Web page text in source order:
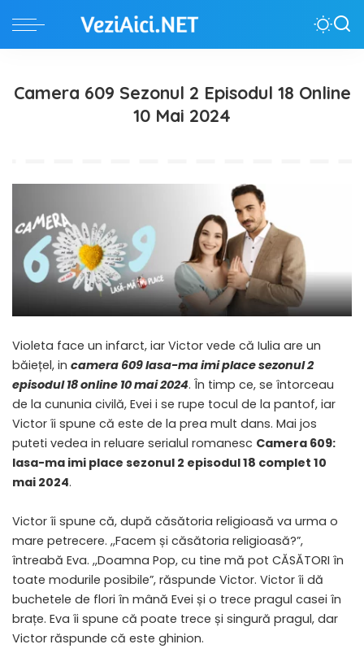
Camera 609 Sezonul 2 Episodul 18 Online
10 Mai 2024
Violeta face un infarct, iar Victor vede că Iulia are un
băiețel, in camera 609 lasa-ma imi place sezonul 2
episodul 18 online 10 mai 2024. În timp ce, se întorceau
de la cununia civilă, Evei i se rupe tocul de la pantof, iar
Victor îi spune că este de la prea mult dans. Mai jos
puteti vedea in reluare serialul romanesc Camera 609:
lasa-ma imi place sezonul 2 episodul 18 complet 10
mai 2024.
Victor îi spune că, după căsătoria religioasă va urma o
mare petrecere. ,,Facem și căsătoria religioasă?”,
întreabă Eva. ,,Doamna Pop, cu tine mă pot CĂSĂTORI în
toate modurile posibile”, răspunde Victor. Victor îi dă
buchetele de flori în mână Evei și o trece pragul casei în
brațe. Eva îi spune că poate trece și singură pragul, dar
Victor răspunde că este ghinion.